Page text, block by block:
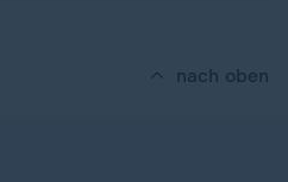
nach oben